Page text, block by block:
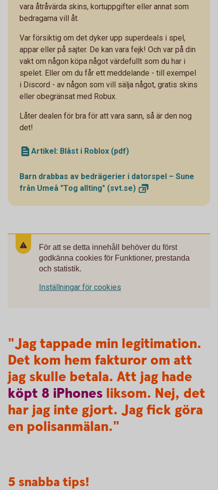
vara åtråvärda skins, kortuppgifter eller annat som
bedragarna vill åt.
Var försiktig om det dyker upp superdeals i spel,
appar eller på sajter. De kan vara fejk! Och var på din
vakt om någon köpa något värdefullt som du har i
spelet. Eller om du får ett meddelande - till exempel
i Discord - av någon som vill sälja något, gratis skins
eller obegränsat med Robux.
Låter dealen för bra för att vara sann, så är den nog
det!
Artikel: Blåst i Roblox (pdf)
Barn drabbas av bedrägerier i datorspel – Sune
från Umeå "Tog allting" (svt.se)
För att se detta innehåll behöver du först
godkänna cookies för Funktioner, prestanda
och statistik.
Inställningar för cookies
"Jag tappade min legitimation.
Det kom hem fakturor om att
jag skulle betala. Att jag hade
köpt 8 iPhones liksom. Nej, det
har jag inte gjort. Jag fick göra
en polisanmälan."
5 snabba tips!